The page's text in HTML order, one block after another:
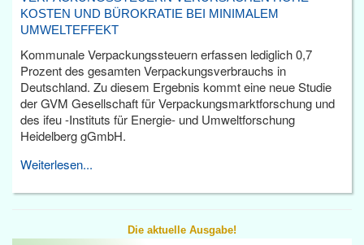
KOSTEN UND BÜROKRATIE BEI MINIMALEM
UMWELTEFFEKT
Kommunale Verpackungssteuern erfassen lediglich 0,7
Prozent des gesamten Verpackungsverbrauchs in
Deutschland. Zu diesem Ergebnis kommt eine neue Studie
der GVM Gesellschaft für Verpackungsmarktforschung und
des ifeu -Instituts für Energie- und Umweltforschung
Heidelberg gGmbH.
Weiterlesen...
Die aktuelle Ausgabe!